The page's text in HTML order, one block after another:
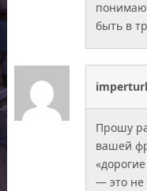
понимаю
быть в
Прошу
вашей
— это не